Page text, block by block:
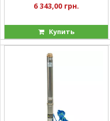
6 343,00 грн.
Купить